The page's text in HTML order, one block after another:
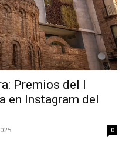
Premios del I
en Instagram del
0